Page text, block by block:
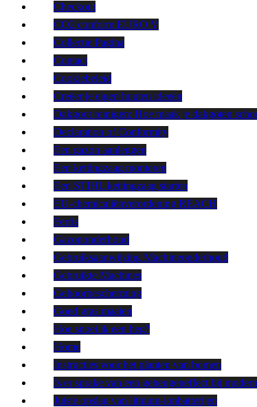
Checkout
CO2 conform EURO V
Collectie Pagina
Contact
Cookiebeleid
Creëer je eigen houten ideeën
Dakgoot reinigen: Hoe maak je dakgoten
Declaration of Conformity
Een gazon aanleggen
Een kettingzaag monteren
Een STIHL kettingzaag starten
EU-chemicaliënverordening REACH
Ferris
Gazononderhoud
Gebruiksaanwijzing Machineonderhoud
Gebruikte Machines
Gehoorbescherming
Goed gras maaien
Hoe snoei ik een heg?
Home
Instructies voor het planten van bomen
Is er sprake van een geheugeneffect bij
Juiste opslag van lithium-ionbatterijen